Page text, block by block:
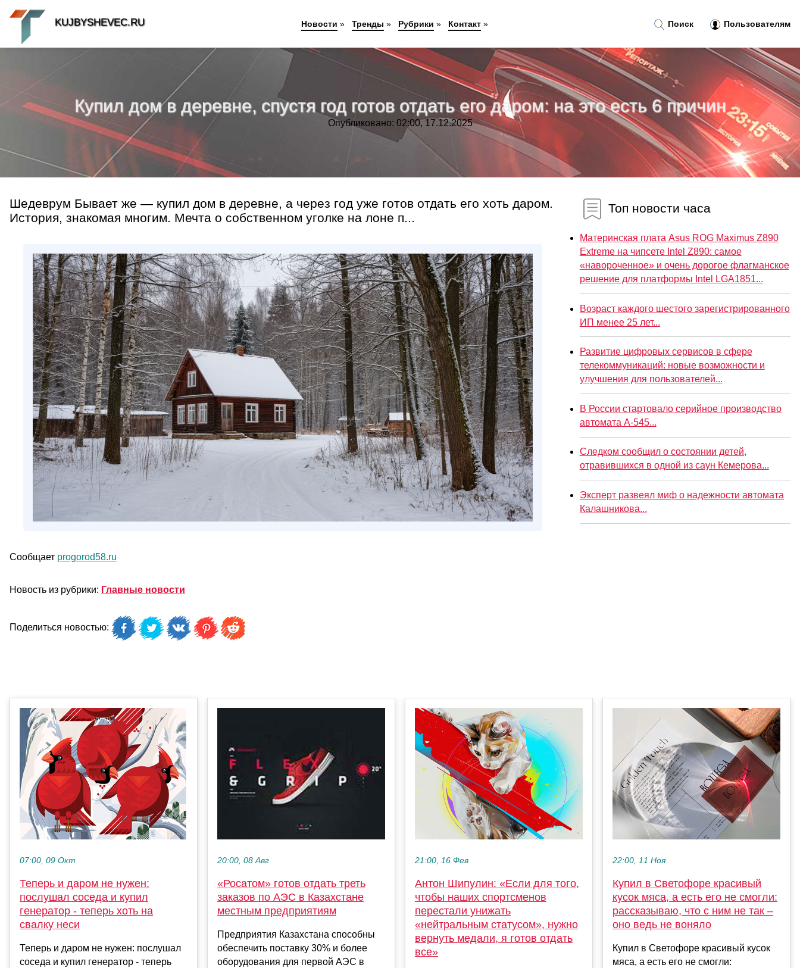
Купил дом в деревне, спустя год готов отдать его даром: на это есть 6 причин
Опубликовано: 02:00, 17.12.2025
Шедеврум Бывает же — купил дом в деревне, а через год уже готов отдать его хоть даром.
История, знакомая многим. Мечта о собственном уголке на лоне п...
Сообщает progorod58.ru
Новость из рубрики: Главные новости
Поделиться новостью:
Топ новости часа
Материнская плата Asus ROG Maximus Z890
Extreme на чипсете Intel Z890: самое
«навороченное» и очень дорогое флагманское
решение для платформы Intel LGA1851...
Возраст каждого шестого зарегистрированного
ИП менее 25 лет...
Развитие цифровых сервисов в сфере
телекоммуникаций: новые возможности и
улучшения для пользователей...
В России стартовало серийное производство
автомата А-545...
Следком сообщил о состоянии детей,
отравившихся в одной из саун Кемерова...
Эксперт развеял миф о надежности автомата
Калашникова...
07:00, 09 Окт
Теперь и даром не нужен:
послушал соседа и купил
генератор - теперь хоть на
свалку неси
Теперь и даром не нужен: послушал
соседа и купил генератор - теперь
20:00, 08 Авг
«Росатом» готов отдать треть
заказов по АЭС в Казахстане
местным предприятиям
Предприятия Казахстана способны
обеспечить поставку 30% и более
оборудования для первой АЭС в
21:00, 16 Фев
Антон Шипулин: «Если для того,
чтобы наших спортсменов
перестали унижать
«нейтральным статусом», нужно
вернуть медали, я готов отдать
все»
22:00, 11 Ноя
Купил в Светофоре красивый
кусок мяса, а есть его не смогли:
рассказываю, что с ним не так –
оно ведь не воняло
Купил в Светофоре красивый кусок
мяса, а есть его не смогли:
Поиск Пользователям
KUJBYSHEVEC.RU Новости » Тренды » Рубрики » Контакт»